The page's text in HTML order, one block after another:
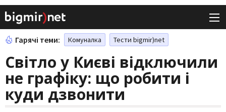
Гарячі теми: Комуналка Тести bigmir)net
Світло у Києві відключили
не графіку: що робити і
куди дзвонити